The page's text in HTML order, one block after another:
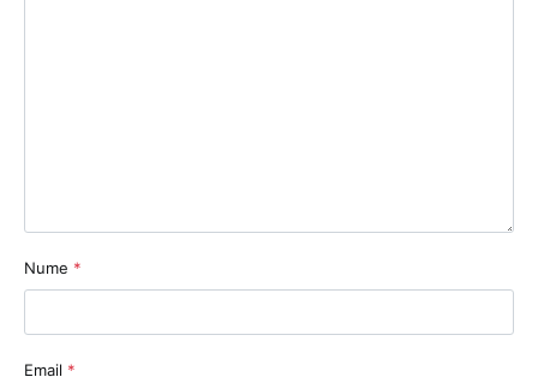
Nume *
Email *